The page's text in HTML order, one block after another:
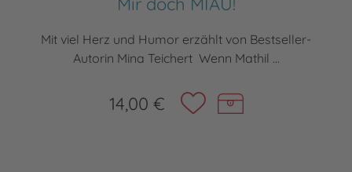
Mit viel Herz und Humor erzählt von Bestseller-
Autorin Mina Teichert Wenn Mathil ...
14,00 €